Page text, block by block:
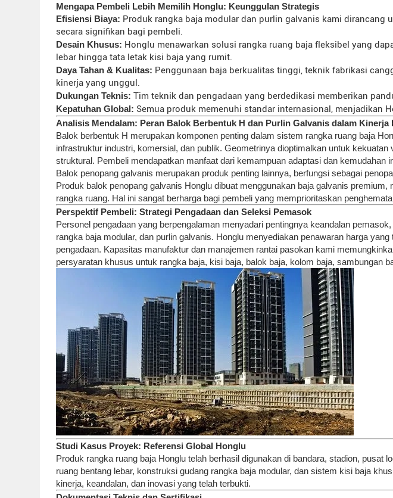
Mengapa Pembeli Lebih Memilih Honglu: Keunggulan Strategis
Efisiensi Biaya: Produk rangka baja modular dan purlin galvanis kami dirancang
secara signifikan bagi pembeli.
Desain Khusus: Honglu menawarkan solusi rangka ruang baja fleksibel yang
lebar hingga tata letak kisi baja yang rumit.
Daya Tahan & Kualitas: Penggunaan baja berkualitas tinggi, teknik fabrikasi
kinerja yang unggul.
Dukungan Teknis: Tim teknik dan pengadaan yang berdedikasi memberikan
Kepatuhan Global: Semua produk memenuhi standar internasional, menjadikan
Analisis Mendalam: Peran Balok Berbentuk H dan Purlin Galvanis dalam Kinerja
Balok berbentuk H merupakan komponen penting dalam sistem rangka ruang baja
infrastruktur industri, komersial, dan publik. Geometrinya dioptimalkan untuk
struktural. Pembeli mendapatkan manfaat dari kemampuan adaptasi dan kemudahan
Balok penopang galvanis merupakan produk penting lainnya, berfungsi sebagai
Produk balok penopang galvanis Honglu dibuat menggunakan baja galvanis
rangka ruang. Hal ini sangat berharga bagi pembeli yang memprioritaskan
Perspektif Pembeli: Strategi Pengadaan dan Seleksi Pemasok
Personel pengadaan yang berpengalaman menyadari pentingnya keandalan
rangka baja modular, dan purlin galvanis. Honglu menyediakan penawaran harga
pengadaan. Kapasitas manufaktur dan manajemen rantai pasokan kami
persyaratan khusus untuk rangka baja, kisi baja, balok baja, kolom baja, sambungan
Studi Kasus Proyek: Referensi Global Honglu
Produk rangka ruang baja Honglu telah berhasil digunakan di bandara, stadion,
ruang bentang lebar, konstruksi gudang rangka baja modular, dan sistem kisi baja
kinerja, keandalan, dan inovasi yang telah terbukti.